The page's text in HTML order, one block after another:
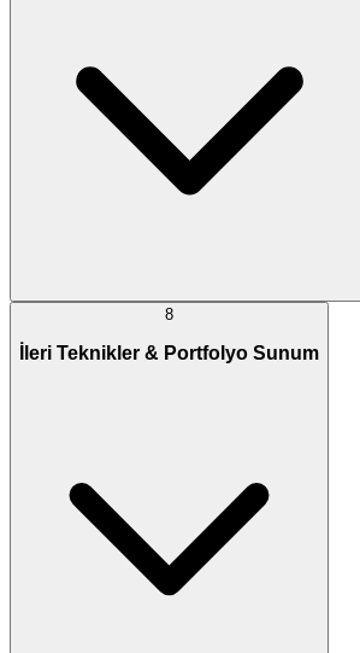
8
İleri Teknikler & Portfolyo Sunum